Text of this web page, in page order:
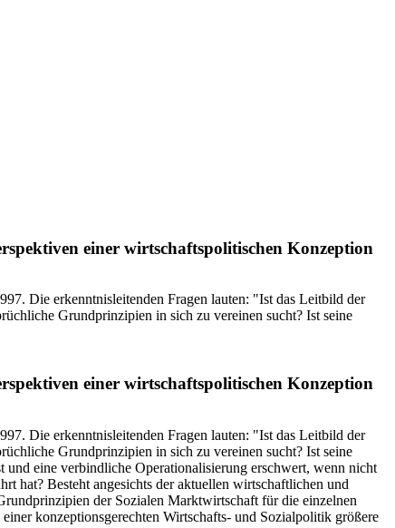
einer wirtschaftspolitischen Konzeption
Die erkenntnisleitenden Fragen lauten: "Ist das Leitbild der
Grundprinzipien in sich zu vereinen sucht? Ist seine
einer wirtschaftspolitischen Konzeption
Die erkenntnisleitenden Fragen lauten: "Ist das Leitbild der
Grundprinzipien in sich zu vereinen sucht? Ist seine
eine verbindliche Operationalisierung erschwert, wenn nicht
hat? Besteht angesichts der aktuellen wirtschaftlichen und
der Sozialen Marktwirtschaft für die einzelnen
konzeptionsgerechten Wirtschafts- und Sozialpolitik größere